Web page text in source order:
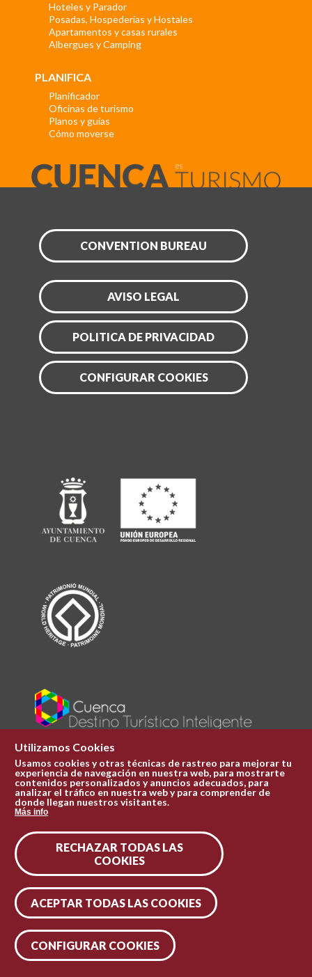
Hoteles y Parador
Posadas, Hospederías y Hostales
Apartamentos y casas rurales
Albergues y Camping
PLANIFICA
Planificador
Oficinas de turismo
Planos y guías
Cómo moverse
CONVENTION BUREAU
AVISO LEGAL
POLITICA DE PRIVACIDAD
CONFIGURAR COOKIES
Plaza Mayor 1
969 241 051
ofi.turismo@cuenca.es
Síguenos en las redes
Utilizamos Cookies
Usamos cookies y otras técnicas de rastreo para mejorar tu
experiencia de navegación en nuestra web, para mostrarte
contenidos personalizados y anuncios adecuados, para
analizar el tráfico en nuestra web y para comprender de
donde llegan nuestros visitantes.
Más info
RECHAZAR TODAS LAS
COOKIES
ACEPTAR TODAS LAS COOKIES
CONFIGURAR COOKIES